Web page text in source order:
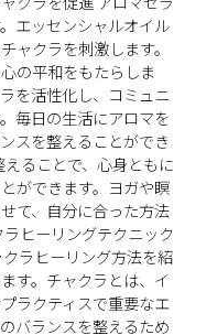
エッセンシャルオイル
ャクラを刺激します。
の平和をもたらしま
を活性化し、コミュニ
毎日の生活にアロマを
スを整えることができ
ることで、心身ともに
ができます。ヨガや瞑
て、自分に合った方法
ヒーリングテクニック
ラヒーリング方法を紹
す。チャクラとは、イ
ラクティスで重要なエ
バランスを整えるため